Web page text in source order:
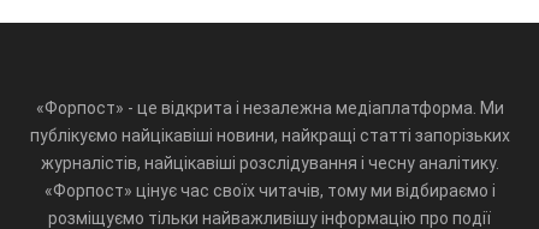
«Форпост» - це відкрита і незалежна медіаплатформа. Ми
публікуємо найцікавіші новини, найкращі статті запорізьких
журналістів, найцікавіші розслідування і чесну аналітику.
«Форпост» цінує час своїх читачів, тому ми відбираємо і
розміщуємо тільки найважливішу інформацію про події